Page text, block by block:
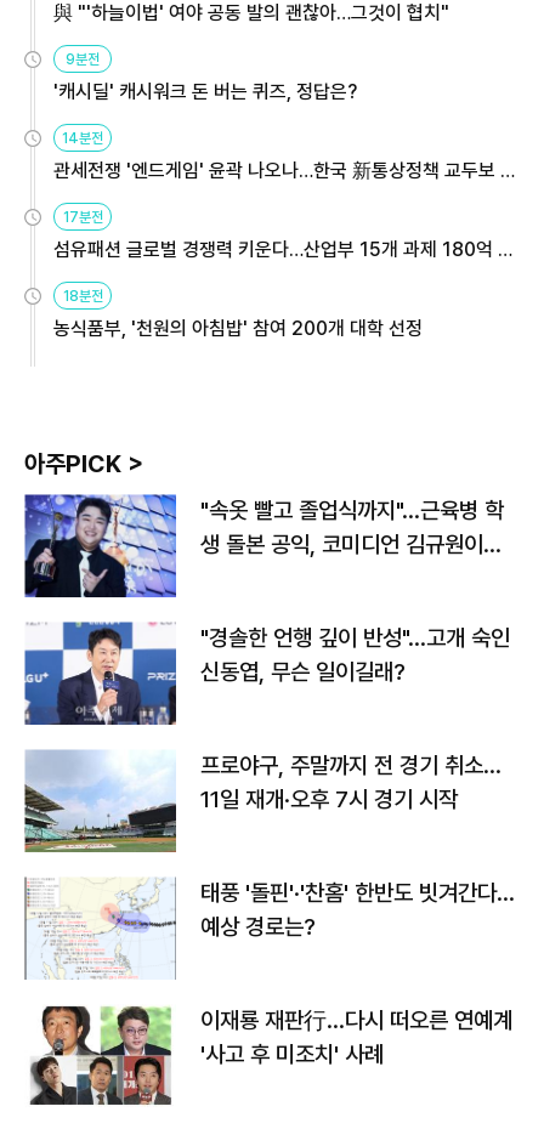
與 "'하늘이법' 여야 공동 발의 괜찮아…그것이 협치"
9분전
'캐시딜' 캐시워크 돈 버는 퀴즈, 정답은?
14분전
관세전쟁 '엔드게임' 윤곽 나오나…한국 新통상정책 교두보 활
용해야
17분전
섬유패션 글로벌 경쟁력 키운다…산업부 15개 과제 180억 지
원
18분전
농식품부, '천원의 아침밥' 참여 200개 대학 선정
아주PICK >
"속옷 빨고 졸업식까지"…근육병 학
생 돌본 공익, 코미디언 김규원이었
"경솔한 언행 깊이 반성"…고개 숙인
신동엽, 무슨 일이길래?
프로야구, 주말까지 전 경기 취소…
11일 재개·오후 7시 경기 시작
태풍 '돌핀'·'찬홈' 한반도 빗겨간다…
예상 경로는?
이재룡 재판行…다시 떠오른 연예계
'사고 후 미조치' 사례